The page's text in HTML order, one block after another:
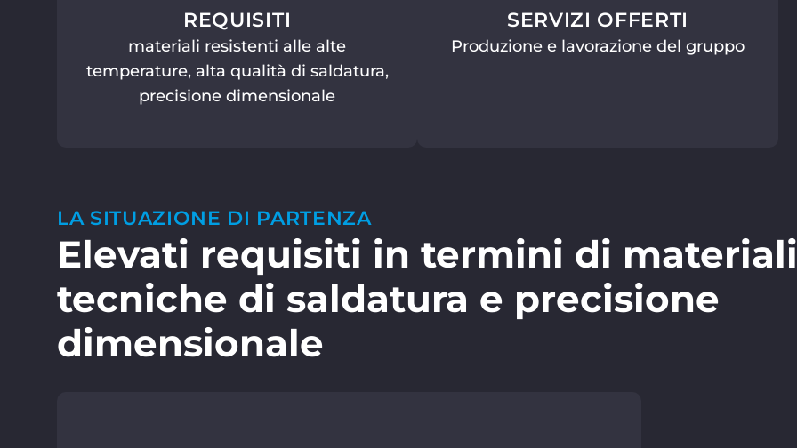
REQUISITI
materiali resistenti alle alte
temperature, alta qualità di saldatura,
precisione dimensionale
SERVIZI OFFERTI
Produzione e lavorazione del gruppo
LA SITUAZIONE DI PARTENZA
Elevati requisiti in termini di
tecniche di saldatura e precisione
dimensionale